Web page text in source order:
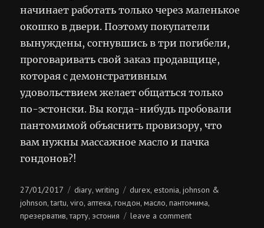
начинает работать только через маленькое
окошко в двери. Поэтому покупатели
вынуждены, согнувшись в три погибели,
проговаривать свой заказ продавщице,
которая с демонстративным
удовольствием желает общаться только
по-эстонски. Вы когда-нибудь пробовали
пантомимой объяснить провизору, что
вам нужны массажное масло и пачка
гондонов?!
Posted
on
27/01/2017 Categories
diary,writing Tags
durex,estonia,johnson &
johnson,tartu,viro, аптека,гондон,масло,пантомима,
презерватив,тарту, эстония leave a commenton